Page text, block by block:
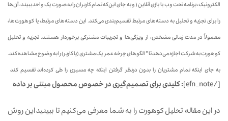
الکترونیک، برنامه تحت وب یا بازی آنلاین ( و به جای این‌که تمام کاربران را به صورت یک واحد ببیند، آن‌ها
را برای تجزیه و تحلیل به دسته‌های مرتبط تقسیم‌بندی می‌کند. این دسته‌های مرتبط، یا کوهورت‌ها،
معمولاً در مدت زمانی مشخص، از ویژگی‌ها و تجریبات مشترکی برخوردار هستند. تجزیه و تحلیل
کوهورت به شرکت اجازه می‌دهد تا ” الگوهای چرخه عمر یک مشتری (یا کاربر) را به وضوح مشاهده کند.
به جای اینکه تمام مشتریان را بدون درنظر گرفتن اینکه چه مسیری را طی کرده‌اند تقسیم کند
[/efn_note] : کلیدی برای تصمیم‌گیری در خصوص محصول مبتنی بر داده
در این مقاله تحلیل کوهورت را به شما معرفی می‌کنیم تا ببینید این روش